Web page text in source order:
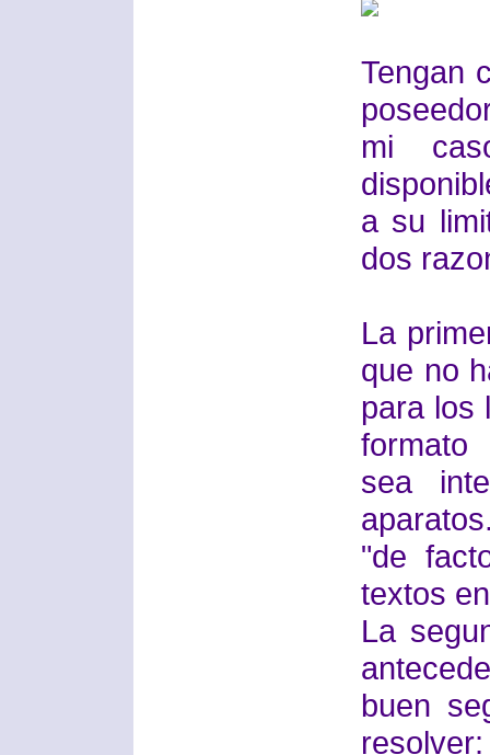
Tengan
mi
a su
dos
La
que no
para los
formato
sea
"de
textos
La
buen